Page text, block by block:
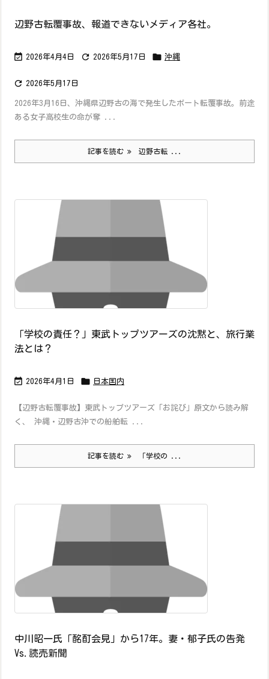
辺野古転覆事故、報道できないメディア各社。
 2026年4月4日  2026年5月17日  沖縄
 2026年5月17日
2026年3月16日、沖縄県辺野古の海で発生したボート転覆事故。前途
ある女子高校生の命が奪 ...
記事を読む 辺野古転 ...
「学校の責任？」東武トップツアーズの沈黙と、旅行業
法とは？
 2026年4月1日  日本国内
【辺野古転覆事故】東武トップツアーズ「お詫び」原文から読み解
く、 沖縄・辺野古沖での船舶転 ...
記事を読む 「学校の ...
中川昭一氏「酩酊会見」から17年。妻・郁子氏の告発
Vs.読売新聞